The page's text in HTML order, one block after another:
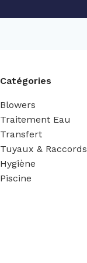
Catégories
Blowers
Traitement Eau
Transfert
Tuyaux & Raccords
Hygiène
Piscine